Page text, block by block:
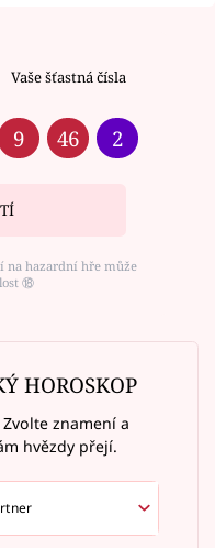
Vaše šťastná čísla
9 46 2
na hazardní hře může
⑱
HOROSKOP
Zvolte znamení a
hvězdy přejí.